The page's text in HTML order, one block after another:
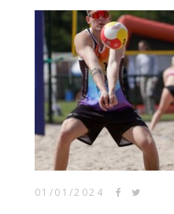
01/01/2024